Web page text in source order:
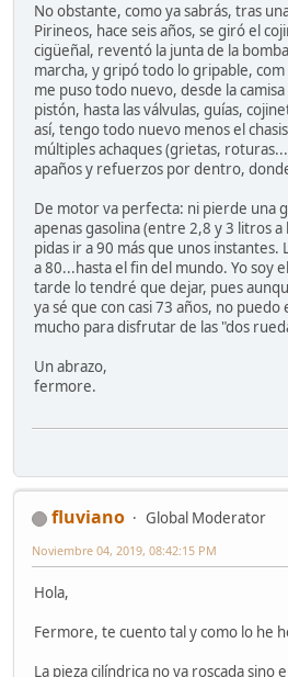
No obstante, como ya sabrás, tras
Pirineos, hace seis años, se giró el
cigüeñal, reventó la junta de la
marcha, y gripó todo lo gripable,
me puso todo nuevo, desde la
pistón, hasta las válvulas, guías,
así, tengo todo nuevo menos el
múltiples achaques (grietas,
apaños y refuerzos por dentro,
De motor va perfecta: ni pierde una
apenas gasolina (entre 2,8 y 3 litros a
pidas ir a 90 más que unos instantes.
a 80...hasta el fin del mundo. Yo soy
tarde lo tendré que dejar, pues
ya sé que con casi 73 años, no
mucho para disfrutar de las "dos
Un abrazo,
fermore.
fluviano
Global Moderator
Noviembre 04, 2019, 08:42:15 PM
Hola,
Fermore, te cuento tal y como lo he
La pieza cilíndrica no va roscada sino